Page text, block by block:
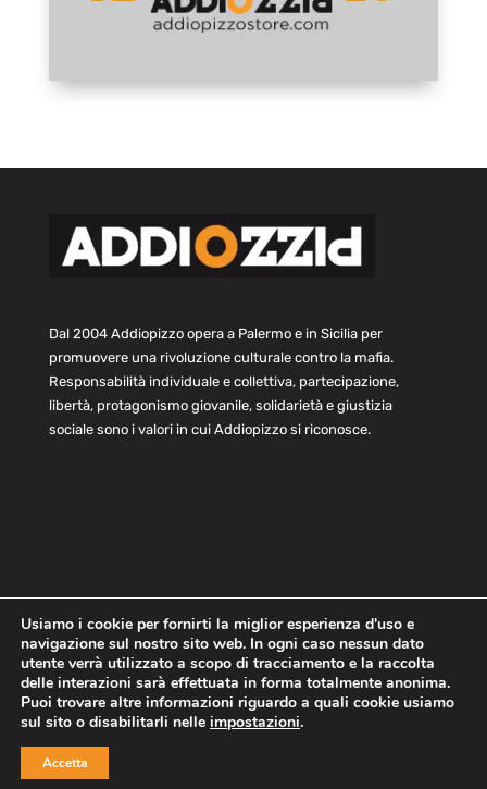
Dal 2004 Addiopizzo opera a Palermo e in Sicilia per
promuovere una rivoluzione culturale contro la mafia.
Responsabilità individuale e collettiva, partecipazione,
libertà, protagonismo giovanile, solidarietà e giustizia
sociale sono i valori in cui Addiopizzo si riconosce.
Home Statuto e bilancio
Contatti
Privacy
Cookie Child Protection Policy
Copyright © 2021 AddioPizzo | Tutti i diritti riservati | Sede
Usiamo i cookie per fornirti la miglior esperienza d'uso e
navigazione sul nostro sito web. In ogni caso nessun dato
utente verrà utilizzato a scopo di tracciamento e la raccolta
delle interazioni sarà effettuata in forma totalmente anonima.
Puoi trovare altre informazioni riguardo a quali cookie usiamo
sul sito o disabilitarli nelle impostazioni.
Accetta